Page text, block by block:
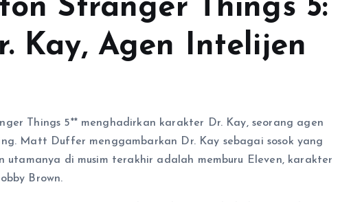
Stranger Things 5:
Kay, Agen Intelijen
Things 5** menghadirkan karakter Dr. Kay, seorang agen
Matt Duffer menggambarkan Dr. Kay sebagai sosok yang
utamanya di musim terakhir adalah memburu Eleven, karakter
Brown.